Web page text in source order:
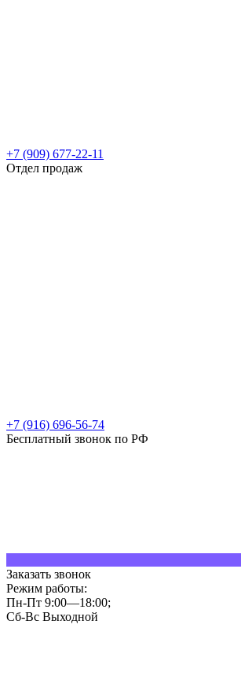
+7 (909) 677-22-11
Отдел продаж
+7 (916) 696-56-74
Бесплатный звонок по РФ
Заказать звонок
Режим работы:
Пн-Пт 9:00—18:00;
Сб-Вс Выходной